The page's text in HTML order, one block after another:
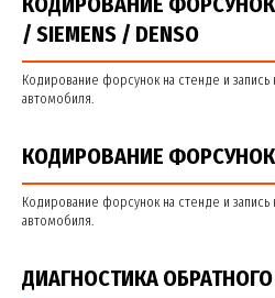
/ SIEMENS / DENSO
Кодирование форсунок на стенде и запись
автомобиля.
КОДИРОВАНИЕ ФОРСУНОК
Кодирование форсунок на стенде и запись
автомобиля.
ДИАГНОСТИКА